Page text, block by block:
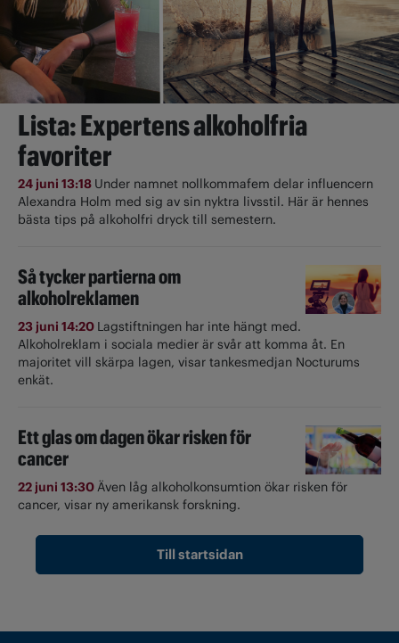
Lista: Expertens alkoholfria
favoriter
24 juni 13:18 Under namnet nollkommafem delar influencern
Alexandra Holm med sig av sin nyktra livsstil. Här är hennes
bästa tips på alkoholfri dryck till semestern.
Så tycker partierna om
alkoholreklamen
23 juni 14:20 Lagstiftningen har inte hängt med.
Alkoholreklam i sociala medier är svår att komma åt. En
majoritet vill skärpa lagen, visar tankesmedjan Nocturums
enkät.
Ett glas om dagen ökar risken för
cancer
22 juni 13:30Även låg alkoholkonsumtion ökar risken för
cancer, visar ny amerikansk forskning.
Till startsidan